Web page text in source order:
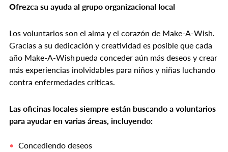
Ofrezca su ayuda al grupo organizacional local
Los voluntarios son el alma y el corazón de Make-A-Wish.
Gracias a su dedicación y creatividad es posible que cada
año Make-A-Wish pueda conceder aún más deseos y crear
más experiencias inolvidables para niños y niñas luchando
contra enfermedades críticas.
Las oficinas locales siempre están buscando a voluntarios
para ayudar en varias áreas, incluyendo:
Concediendo deseos